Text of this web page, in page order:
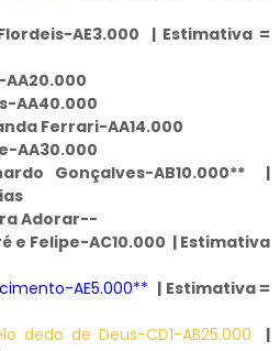
AE3.000
| Estimativa =
AA40.000
Ferrari-AA14.000
AA30.000
Gonçalves-AB10.000**
|
Adorar--
e Felipe-AC10.000 | Estimativa
AE5.000** | Estimativa =
dedo de Deus-CD1-AB25.000
|